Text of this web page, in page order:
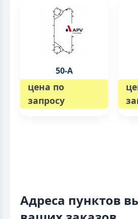
50-А
цена по
запросу
Адреса пунктов